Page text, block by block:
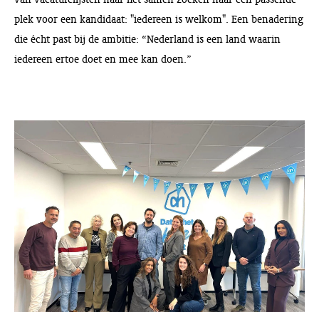
plek voor een kandidaat: "iedereen is welkom". Een benadering
die écht past bij de ambitie: “Nederland is een land waarin
iedereen ertoe doet en mee kan doen.”